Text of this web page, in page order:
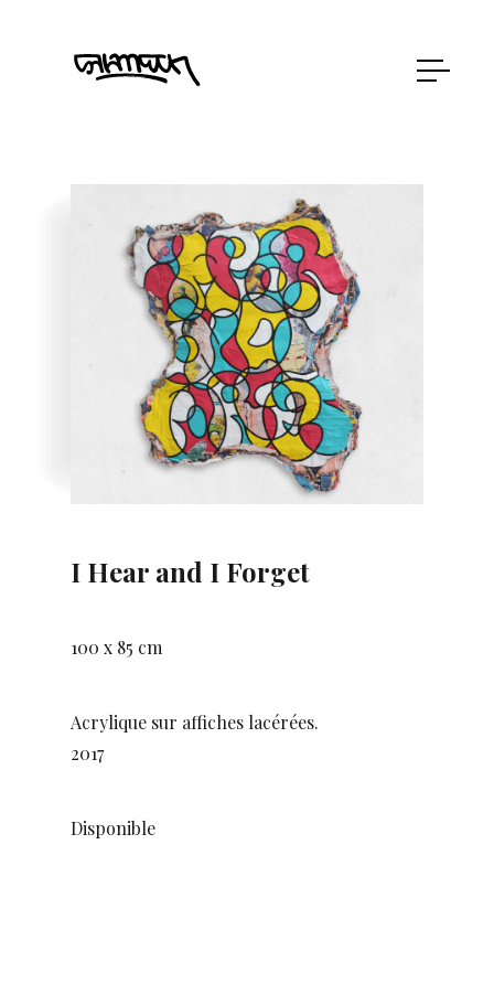
I Hear and I Forget
100 x 85 cm
Acrylique sur affiches lacérées.
2017
Disponible